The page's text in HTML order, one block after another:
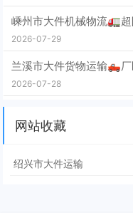
嵊州市大件机械物流🚛
2026-07-29
兰溪市大件货物运输🛻
2026-07-28
网站收藏
绍兴市大件运输